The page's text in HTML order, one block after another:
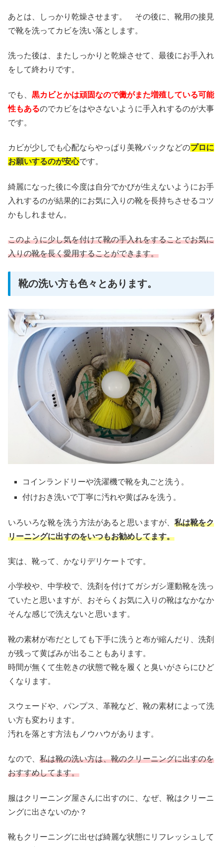
あとは、しっかり乾燥させます。 その後に、靴用の接見
で靴を洗ってカビを洗い落とします。
洗った後は、またしっかりと乾燥させて、最後にお手入れ
をして終わりです。
でも、 黒カビとかは頑固なので黴がまた増殖している可能
性もあるのでカビをはやさないように手入れするのが大事
です。
カビが少しでも心配ならやっぱり美靴パックなどのプロに
お願いするのが安心です。
綺麗になった後に今度は自分でかびが生えないようにお手
入れするのが結果的にお気に入りの靴を長持ちさせるコツ
かもしれません。
このように少し気を付けて靴の手入れをすることでお気に
入りの靴を長く愛用することができます。
靴の洗い方も色々とあります。
コインランドリーや洗濯機で靴を丸ごと洗う。
付けおき洗いで丁寧に汚れや黄ばみを洗う。
いろいろな靴を洗う方法があると思いますが、 私は靴をク
リーニングに出すのをいつもお勧めしてます。
実は、靴って、かなりデリケートです。
小学校や、中学校で、洗剤を付けてガシガシ運動靴を洗っ
ていたと思いますが、おそらくお気に入りの靴はなかなか
そんな感じで洗えないと思います。
靴の素材が布だとしても下手に洗うと布が縮んだり、洗剤
が残って黄ばみが出ることもあります。
時間が無くて生乾きの状態で靴を履くと臭いがさらにひど
くなります。
スウェードや、パンプス、革靴など、靴の素材によって洗
い方も変わります。
汚れを落とす方法もノウハウがあります。
なので、 私は靴の洗い方は、靴のクリーニングに出すのを
おすすめしてます。
服はクリーニング屋さんに出すのに、なぜ、靴はクリーニ
ングに出さないのか？
靴もクリーニングに出せば綺麗な状態にリフレッシュして